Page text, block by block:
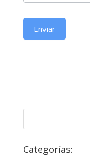
Enviar
Categorías: